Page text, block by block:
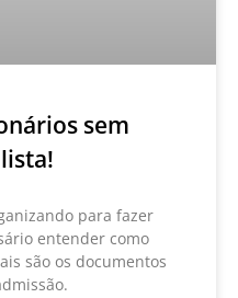
sem
para fazer
entender como
são os documentos